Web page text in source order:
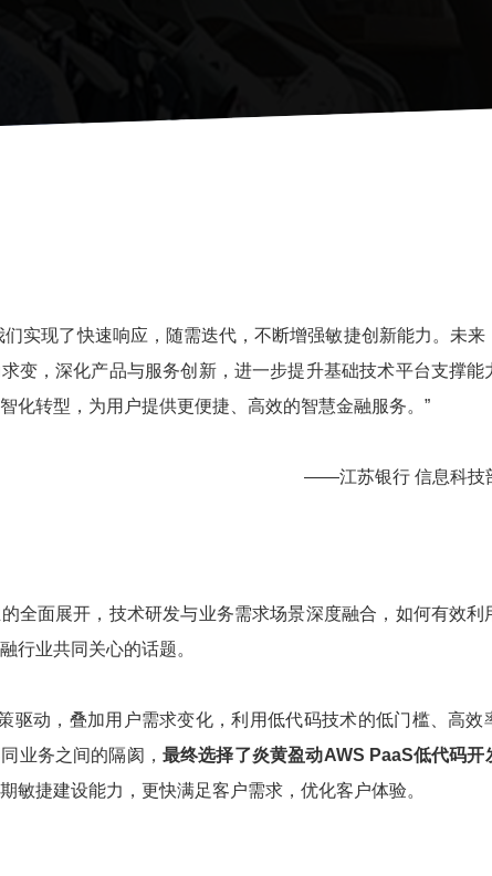
们实现了快速响应，随需迭代，不断增强敏捷创新能力。未来
变，深化产品与服务创新，进一步提升基础技术平台支撑能
化转型，为用户提供更便捷、高效的智慧金融服务。”
——江苏银行 信息科技
全面展开，技术研发与业务需求场景深度融合，如何有效利
行业共同关心的话题。
驱动，叠加用户需求变化，利用低代码技术的低门槛、高效
业务之间的隔阂， 最终选择了炎黄盈动AWS PaaS低代码开
敏捷建设能力，更快满足客户需求，优化客户体验。